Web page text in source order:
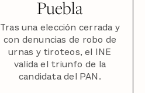
Puebla
Tras una elección cerrada y
con denuncias de robo de
urnas y tiroteos, el INE
valida el triunfo de la
candidata del PAN.